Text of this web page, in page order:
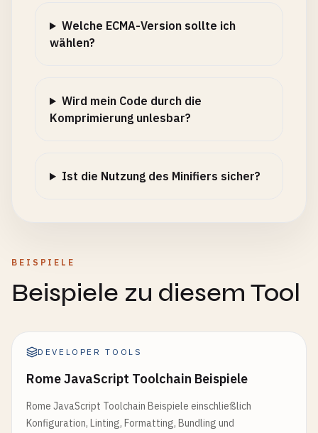
Welche ECMA-Version sollte ich
wählen?
Wird mein Code durch die
Komprimierung unlesbar?
Ist die Nutzung des Minifiers sicher?
BEISPIELE
Beispiele zu diesem Tool
DEVELOPER TOOLS
Rome JavaScript Toolchain Beispiele
Rome JavaScript Toolchain Beispiele einschließlich
Konfiguration, Linting, Formatting, Bundling und